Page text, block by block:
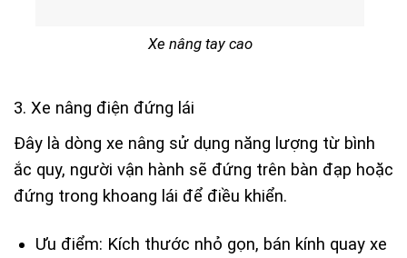
Xe nâng tay cao
3. Xe nâng điện đứng lái
Đây là dòng xe nâng sử dụng năng lượng từ bình
ắc quy, người vận hành sẽ đứng trên bàn đạp hoặc
đứng trong khoang lái để điều khiển.
Ưu điểm: Kích thước nhỏ gọn, bán kính quay xe